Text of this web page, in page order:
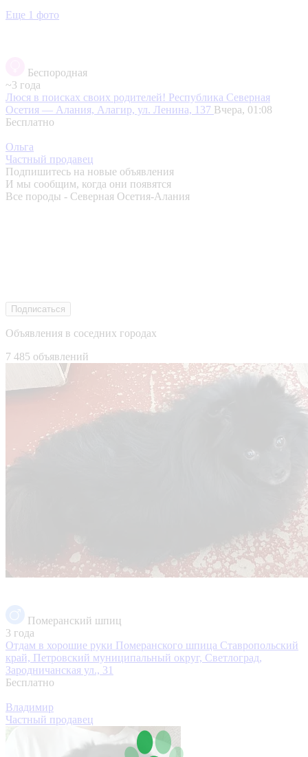
Еще 1 фото
Беспородная
~3 года
Люся в поисках своих родителей! Республика Северная
Осетия — Алания, Алагир, ул. Ленина, 137 Вчера, 01:08
Бесплатно
Ольга
Частный продавец
Подпишитесь на новые объявления
И мы сообщим, когда они появятся
Все породы - Северная Осетия-Алания
Подписаться
Объявления в соседних городах
7 485 объявлений
Померанский шпиц
3 года
Отдам в хорошие руки Померанского шпица Ставропольский
край, Петровский муниципальный округ, Светлоград,
Зародничанская ул., 31
Бесплатно
Владимир
Частный продавец